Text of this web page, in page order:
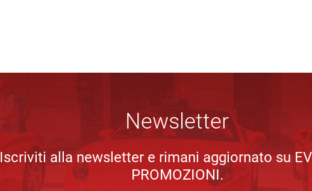
Newsletter
Iscriviti alla newsletter e rimani aggiornato su
PROMOZIONI.